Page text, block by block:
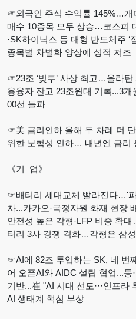
☞외국인 주식 수익률 145%…개
매수 10종목 모두 상승…코스피
·SK하이닉스 등 대형 반도체주
종목별 차별화 양상에 성적 저조
☞23조 ‘빚투’ 사상 최고…올라
용융자 잔고 23조원대 기록...3
00선 돌파
☞美 금리인하 올해 두 차례 더
위한 보험성 인하… 내년엔 금리
《기 업》
☞배터리 세대교체 빨라진다…'
차...카카오·국정자원 화재 현장
안전성 높은 각형·LFP 비중 확
터리 3사 경쟁 격화…각형은 삼
☞AI에 82조 투입하는 SK, 네 번
어 오픈AI와 AIDC 설립 협업...동
기반...崔 "AI 시대 선도···인프라
AI 생태계 핵심 부상